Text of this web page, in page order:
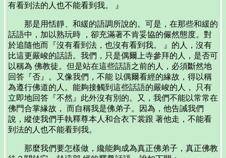
有看到法的人也不能看到我。 』
那是用恬靜、和緩的語調所說的。可是，在那些和緩的
話語中，加以熟玩時 ，卻充滿著不肯妥協的儼然態度。對
於追隨他而『沒有看到法，也沒有看到我。 』的人，沒有
比這更嚴峻的話語。我們，只是偶爾上寺參拜的人，是否可
以稱為 佛教徒。但是站在這些話語之前的人，必須斷然地
回答『否』。又像我們，不能 以偶爾看經的緣故，得以稱
為遵行佛道的人。能夠接觸到這些話語的嚴峻的人， 只有
立即地回答『不然』此外沒有別的。又，我們不能以常常在
佛門合掌緣故， 而自稱我是佛弟子。因為，他告誡我們
說，縱使我們手執釋尊本人和合衣下裳跟 著他走，不能看
到法的人也不能看到我。
那麼我們要怎樣做，纔能夠成為真正佛弟子，真正佛教